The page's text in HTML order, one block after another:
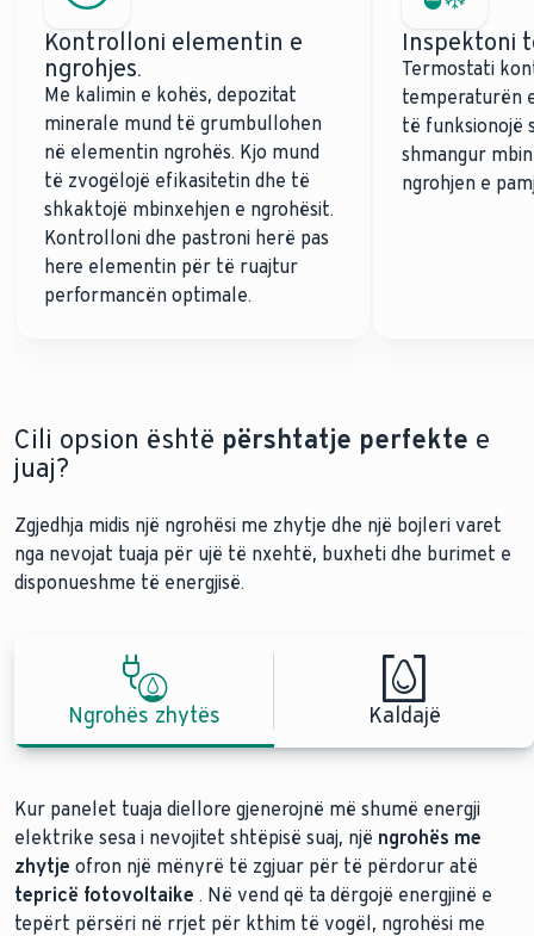
Kontrolloni elementin e
ngrohjes.
Me kalimin e kohës, depozitat
minerale mund të grumbullohen
në elementin ngrohës. Kjo mund
të zvogëlojë efikasitetin dhe të
shkaktojë mbinxehjen e ngrohësit.
Kontrolloni dhe pastroni herë pas
here elementin për të ruajtur
performancën optimale.
Inspektoni
Termostati
temperaturën
të funksionojë
shmangur
ngrohjen e
Cili opsion është përshtatje perfekte e
juaj?
Zgjedhja midis një ngrohësi me zhytje dhe një bojleri varet
nga nevojat tuaja për ujë të nxehtë, buxheti dhe burimet e
disponueshme të energjisë.
Ngrohës zhytës Kaldajë
Kur panelet tuaja diellore gjenerojnë më shumë energji
elektrike sesa i nevojitet shtëpisë suaj, një ngrohës me
zhytje ofron një mënyrë të zgjuar për të përdorur atë
tepricë fotovoltaike . Në vend që ta dërgojë energjinë e
tepërt përsëri në rrjet për kthim të vogël, ngrohësi me